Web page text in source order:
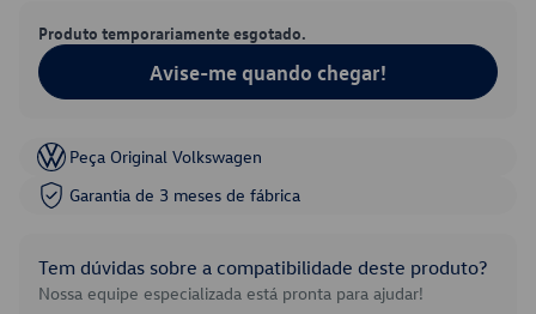
Produto temporariamente esgotado.
Avise-me quando chegar!
Peça Original Volkswagen
Garantia de 3 meses de fábrica
Tem dúvidas sobre a compatibilidade deste produto?
Nossa equipe especializada está pronta para ajudar!